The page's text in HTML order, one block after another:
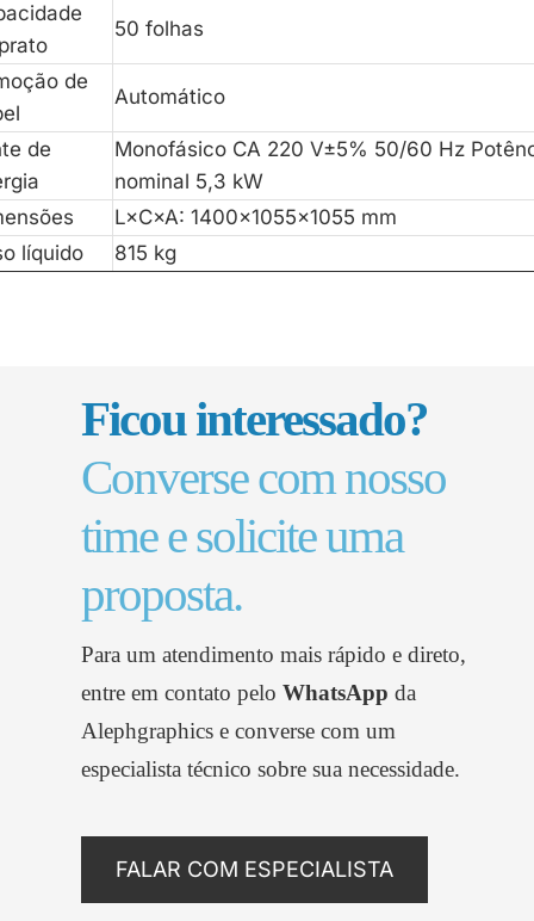
50 folhas
de
Automático
de
Monofásico CA 220 V±5% 50/60 Hz
nominal 5,3 kW
L×C×A: 1400×1055×1055 mm
líquido
815 kg
Ficou interessado?
Converse com nosso
time e solicite uma
proposta.
Para um atendimento mais rápido e direto,
entre em contato pelo WhatsApp da
Alephgraphicse converse com um
especialista técnico sobre sua necessidade.
FALAR COM ESPECIALISTA